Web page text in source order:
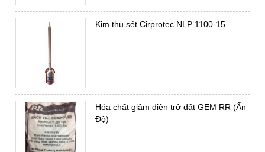
Kim thu sét Cirprotec NLP 1100-15
Hóa chất giảm điện trở đất GEM RR (Ấn
Độ)